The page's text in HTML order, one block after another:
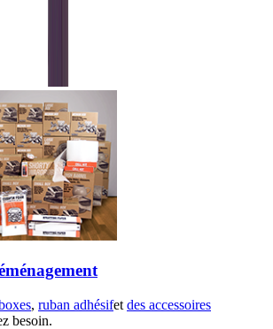
, ruban adhésifet des accessoires
besoin.